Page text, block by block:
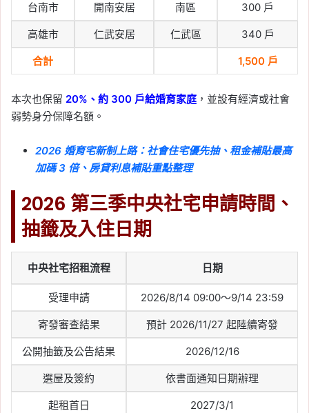
台南市 開南安居 南區 300 戶
高雄市 仁武安居 仁武區 340 戶
合計 1,500 戶
本次也保留 20%、約 300 戶給婚育家庭 ，並設有經濟或社會
弱勢身分保障名額。
2026 婚育宅新制上路：社會住宅優先抽、租金補貼最高
加碼 3 倍、房貸利息補貼重點整理
2026 第三季中央社宅申請時間、
抽籤及入住日期
中央社宅招租流程 日期
受理申請 2026/8/14 09:00～9/14 23:59
寄發審查結果 預計 2026/11/27 起陸續寄發
公開抽籤及公告結果 2026/12/16
選屋及簽約 依書面通知日期辦理
起租首日 2027/3/1